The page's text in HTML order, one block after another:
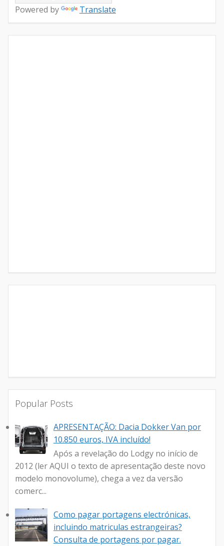
Powered by Translate
Popular Posts
APRESENTAÇÃO: Dacia Dokker Van por
10.850 euros, IVA incluído!
Após a revelação do Lodgy no início de
2012 (ler AQUI o texto de apresentação deste novo
modelo monovolume), chega a vez da versão
comerc...
Como pagar portagens electrónicas,
incluindo matriculas estrangeiras?
Consulta de portagens por pagar.